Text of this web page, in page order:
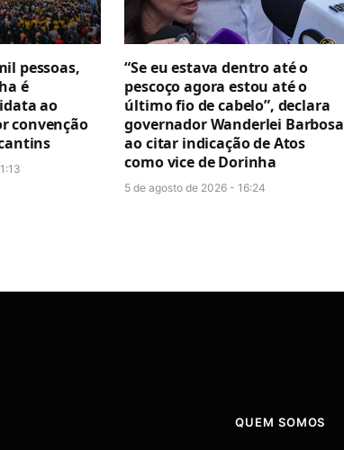
pessoas,
é
ao
convenção
“Se eu estava dentro até o
pescoço agora estou até o
último fio de cabelo”, declara
governador Wanderlei Barbosa
ao citar indicação de Atos
como vice de Dorinha
5 de agosto de 2026 - 16:24
QUEM SOMOS